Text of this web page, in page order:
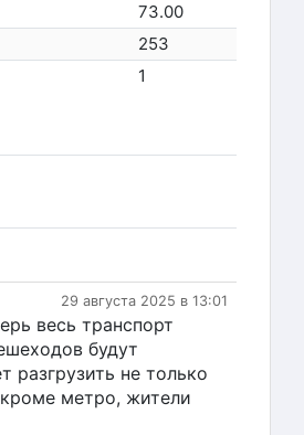
73.00
253
1
29 августа 2025 в 13:01
весь транспорт
будут
не только
метро, жители